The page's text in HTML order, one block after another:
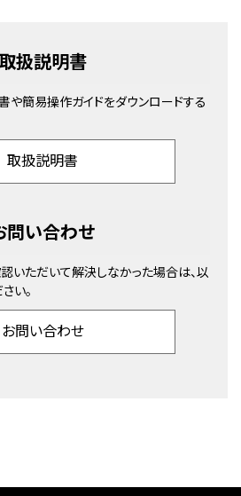
取扱説明書
簡易操作ガイドをダウンロードする
取扱説明書
問い合わせ
認いただいて解決しなかった場合は、以
い。
お問い合わせ